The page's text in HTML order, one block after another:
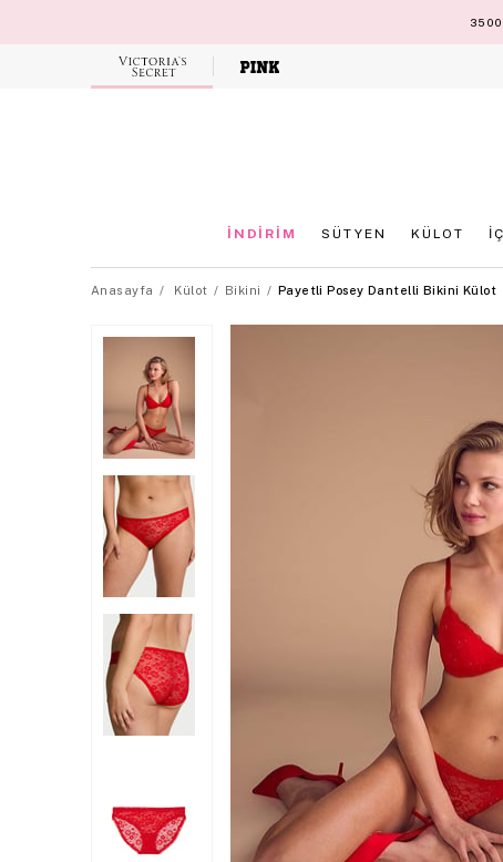
3500
Victoria's
Secret
İNDİRİM SÜTYEN KÜLOT
Anasayfa Külot Bikini Payetli Posey Dantelli Bikini Külot